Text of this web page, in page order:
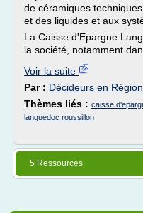
de céramiques
et des liquides et aux
La Caisse d'Epargne
la société, notamment
Voir la suite
Par : Décideurs en Région
Thèmes liés : caisse
languedoc roussillon
5 Ressources